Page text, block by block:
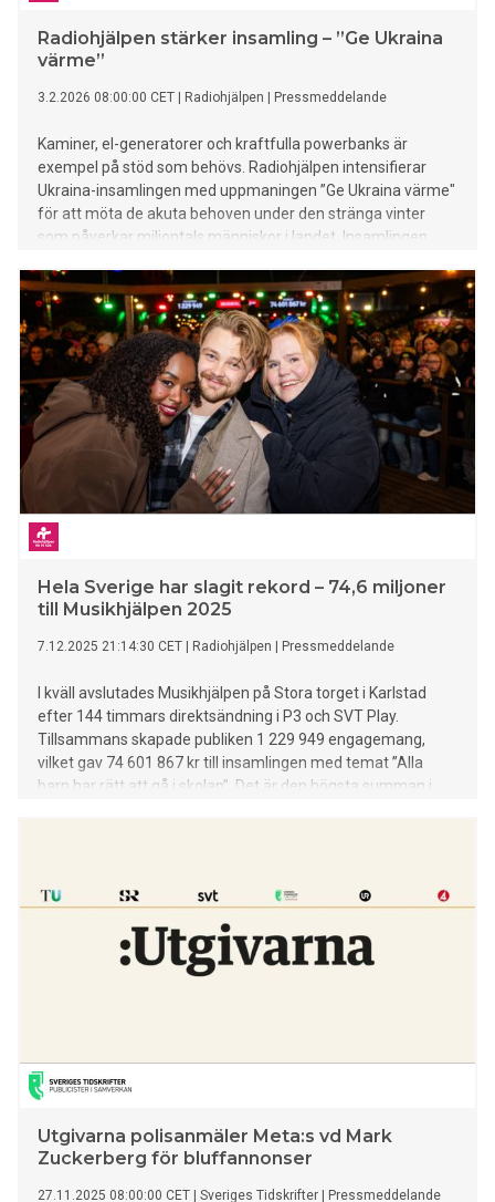
Radiohjälpen stärker insamling – ”Ge Ukraina
värme”
3.2.2026 08:00:00 CET Radiohjälpen Pressmeddelande
Kaminer, el-generatorer och kraftfulla powerbanks är
exempel på stöd som behövs. Radiohjälpen intensifierar
Ukraina-insamlingen med uppmaningen ”Ge Ukraina värme"
för att möta de akuta behoven under den stränga vinter
som påverkar miljontals människor i landet. Insamlingen
där Radiohjälpens generalsekreterare Kristina
Henschen medverkar.
Hela Sverige har slagit rekord – 74,6 miljoner
till Musikhjälpen 2025
7.12.2025 21:14:30 CET Radiohjälpen Pressmeddelande
I kväll avslutades Musikhjälpen på Stora torget i Karlstad
efter 144 timmars direktsändning i P3 och SVT Play.
Tillsammans skapade publiken 1 229 949 engagemang,
vilket gav 74 601 867 kr till insamlingen med temat ”Alla
barn har rätt att gå i skolan”. Det är den högsta summan i
Utgivarna polisanmäler Meta:s vd Mark
Zuckerberg för bluffannonser
27.11.2025 08:00:00 CET Sveriges Tidskrifter Pressmeddelande